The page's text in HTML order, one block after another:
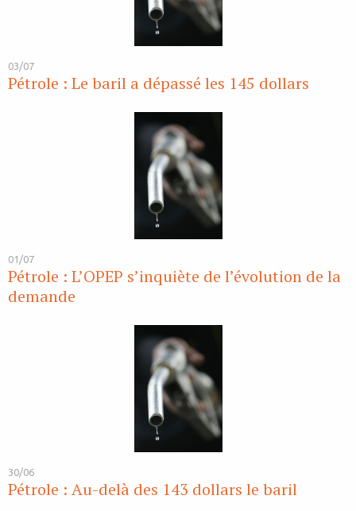
03/07
Pétrole : Le baril a dépassé les 145 dollars
01/07
Pétrole : L’OPEP s’inquiète de l’évolution de la
demande
30/06
Pétrole : Au-delà des 143 dollars le baril